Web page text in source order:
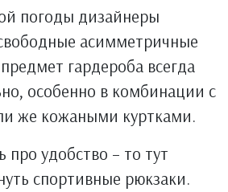
погоды дизайнеры
асимметричные
гардероба всегда
особенно в комбинации с
же кожаными куртками.
про удобство – то тут
спортивные рюкзаки.